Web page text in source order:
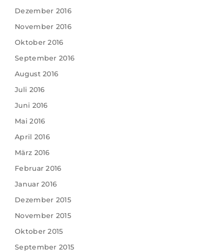
Dezember 2016
November 2016
Oktober 2016
September 2016
August 2016
Juli 2016
Juni 2016
Mai 2016
April 2016
März 2016
Februar 2016
Januar 2016
Dezember 2015
November 2015
Oktober 2015
September 2015